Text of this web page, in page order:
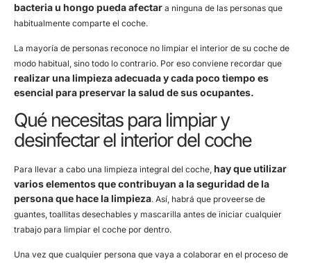
bacteria u hongo pueda afectar a ninguna de las personas que
habitualmente comparte el coche.
La mayoría de personas reconoce no limpiar el interior de su coche de
modo habitual, sino todo lo contrario. Por eso conviene recordar que
realizar una limpieza adecuada y cada poco tiempo es
esencial para preservar la salud de sus ocupantes.
Qué necesitas para limpiar y
desinfectar el interior del coche
Para llevar a cabo una limpieza integral del coche, hay que utilizar
varios elementos que contribuyan a la seguridad de la
persona que hace la limpieza. Así, habrá que proveerse de
guantes, toallitas desechables y mascarilla antes de iniciar cualquier
trabajo para limpiar el coche por dentro.
Una vez que cualquier persona que vaya a colaborar en el proceso de